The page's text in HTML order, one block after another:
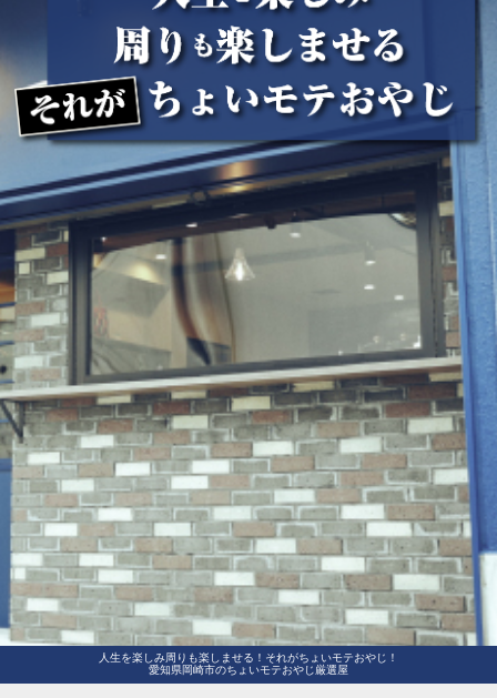
人生を楽しみ周りも楽しませる！それがちょいモテおやじ！
愛知県岡崎市のちょいモテおやじ厳選屋